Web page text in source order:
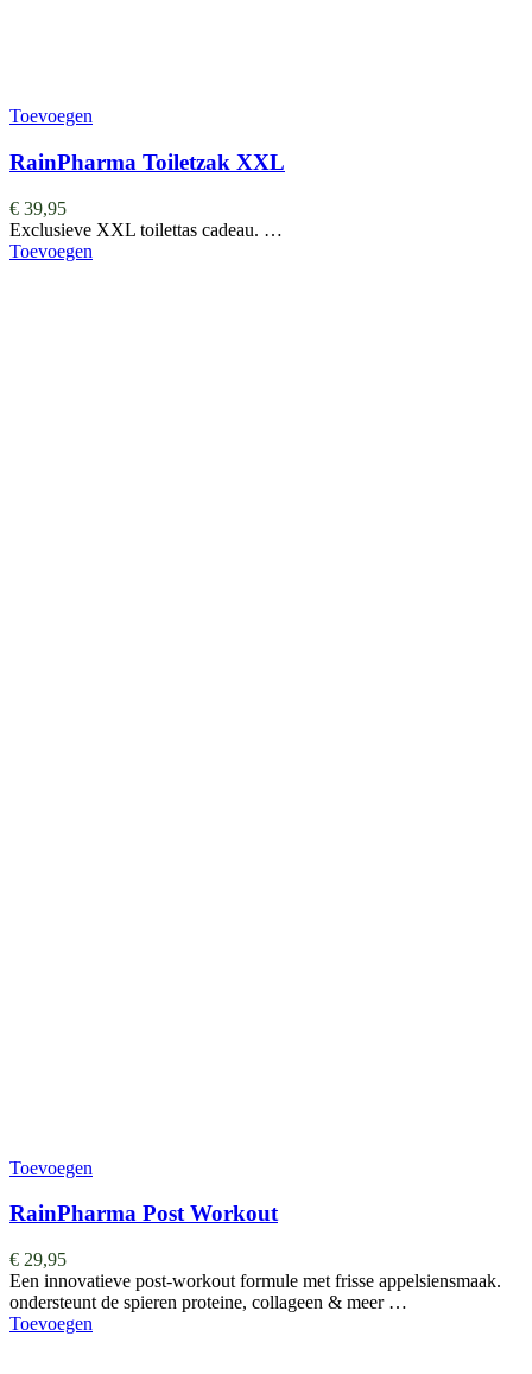
Toevoegen
RainPharma Toiletzak XXL
€ 39,95
Exclusieve XXL toilettas cadeau. …
Toevoegen
Toevoegen
RainPharma Post Workout
€ 29,95
Een innovatieve post-workout formule met frisse appelsiensmaak.
ondersteunt de spieren proteine, collageen & meer …
Toevoegen